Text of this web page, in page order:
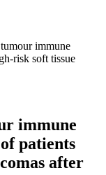
immune
risk soft tissue
immune
patients
after